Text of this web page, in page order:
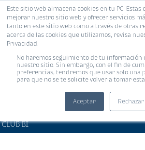
Este sitio web almacena cookies en tu PC. Estas
mejorar nuestro sitio web y ofrecer servicios
tanto en este sitio web como a través de otras
acerca de las cookies que utilizamos, revisa
Privacidad.
No haremos seguimiento de tu información
nuestro sitio. Sin embargo, con el fin de
preferencias, tendremos que usar solo una
para que no se te solicite volver a tomar
Aceptar Rechazar
CLUB BI